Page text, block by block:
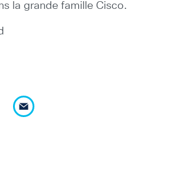
la grande famille Cisco.